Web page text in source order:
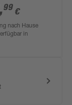
mm, 50
,99 €
nach Hause
in